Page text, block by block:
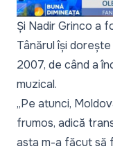
Și Nadir Grinco a
Tânărul își
2007, de când a
muzical.
„Pe atunci,
frumos, adică
asta m-a făcut să